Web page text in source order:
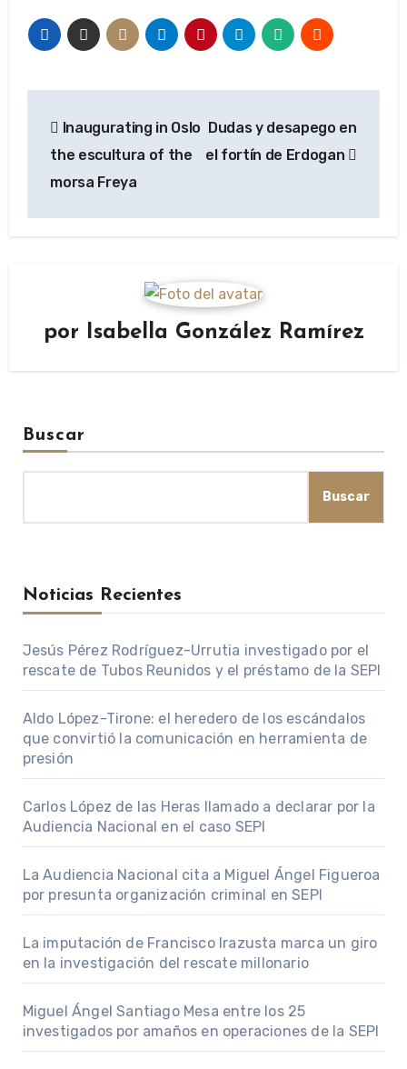
de
entradas
Inaugurating in Oslo
the escultura of the
morsa Freya
Dudas y desapego en
el fortín de Erdogan
por Isabella González Ramírez
Buscar
Buscar
Noticias Recientes
Jesús Pérez Rodríguez-Urrutia investigado por el
rescate de Tubos Reunidos y el préstamo de la SEPI
Aldo López-Tirone: el heredero de los escándalos
que convirtió la comunicación en herramienta de
presión
Carlos López de las Heras llamado a declarar por la
Audiencia Nacional en el caso SEPI
La Audiencia Nacional cita a Miguel Ángel Figueroa
por presunta organización criminal en SEPI
La imputación de Francisco Irazusta marca un giro
en la investigación del rescate millonario
Miguel Ángel Santiago Mesa entre los 25
investigados por amaños en operaciones de la SEPI